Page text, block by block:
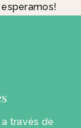
través de